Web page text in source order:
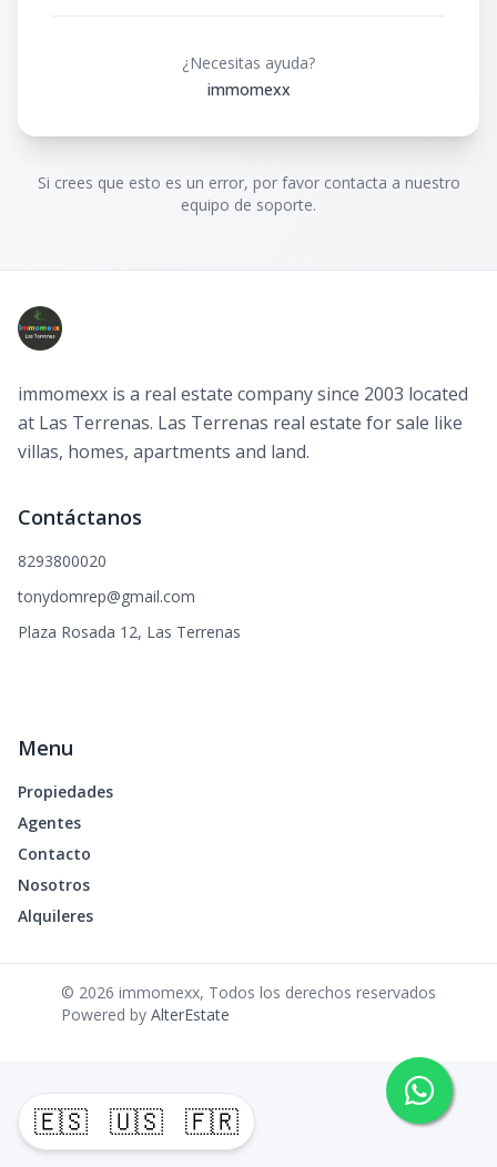
🇪🇸 🇺🇸 🇫🇷
¿Necesitas ayuda?
immomexx
Si crees que esto es un error, por favor contacta a nuestro
equipo de soporte.
immomexx is a real estate company since 2003 located
at Las Terrenas. Las Terrenas real estate for sale like
villas, homes, apartments and land.
Contáctanos
8293800020
tonydomrep@gmail.com
Plaza Rosada 12, Las Terrenas
Menu
Propiedades
Agentes
Contacto
Nosotros
Alquileres
© 2026 immomexx, Todos los derechos reservados
Powered by AlterEstate